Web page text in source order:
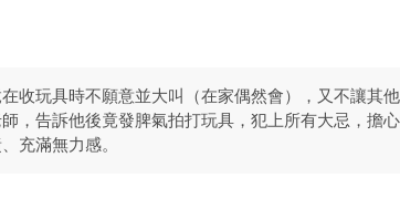
收玩具時不願意並大叫（在家偶然會），又不讓其
，告訴他後竟發脾氣拍打玩具，犯上所有大忌，擔
充滿無力感。